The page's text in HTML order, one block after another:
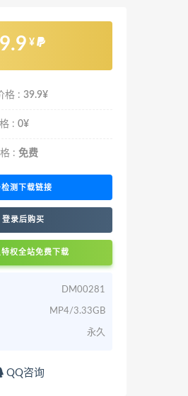
¥
格 : 39.9¥
: 0¥
: 免费
检测下载链接
登录后购买
权全站免费下载
DM00281
MP4/3.33GB
永久
QQ咨询